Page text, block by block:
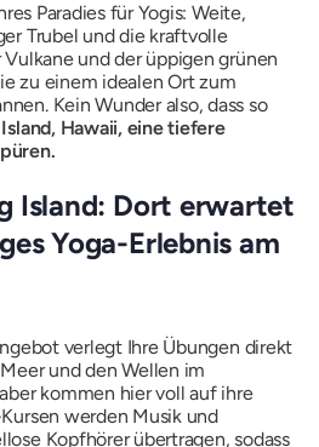
Paradies für Yogis: Weite,
Trubel und die kraftvolle
Vulkane und der üppigen grünen
zu einem idealen Ort zum
Kein Wunder also, dass so
Hawaii, eine tiefere
Island: Dort erwartet
Yoga-Erlebnis am
verlegt Ihre Übungen direkt
und den Wellen im
kommen hier voll auf ihre
werden Musik und
Kopfhörer übertragen, sodass